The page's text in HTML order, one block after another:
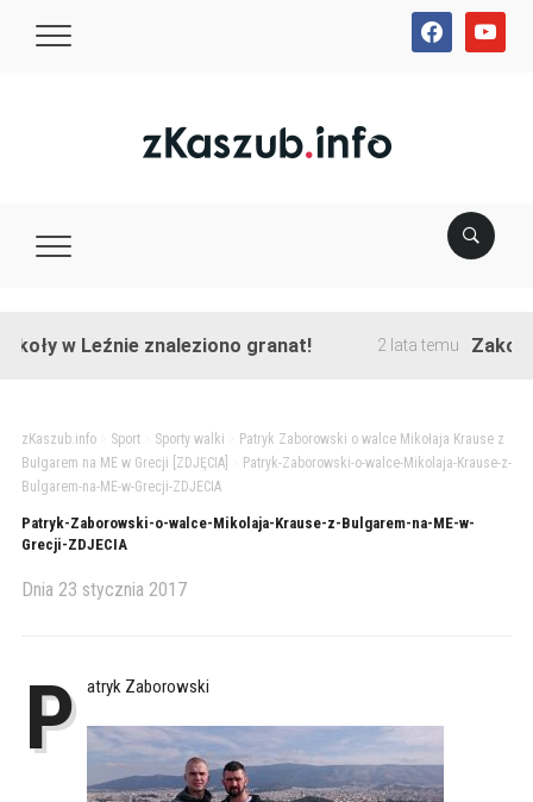
facebookyoutube
w Leźnie znaleziono granat! 2 lata temu
zKaszub.info> Sport> Sporty walki
Patryk Zaborowski o walce Mikołaja Krause z
Bułgarem na ME w Grecji [ZDJĘCIA]
Patryk-Zaborowski-o-walce-Mikolaja-Krause-z-
Bulgarem-na-ME-w-Grecji-ZDJECIA
Patryk-Zaborowski-o-walce-Mikolaja-Krause-z-Bulgarem-na-ME-w-
Grecji-ZDJECIA
Dnia 23 stycznia 2017
P atryk Zaborowski